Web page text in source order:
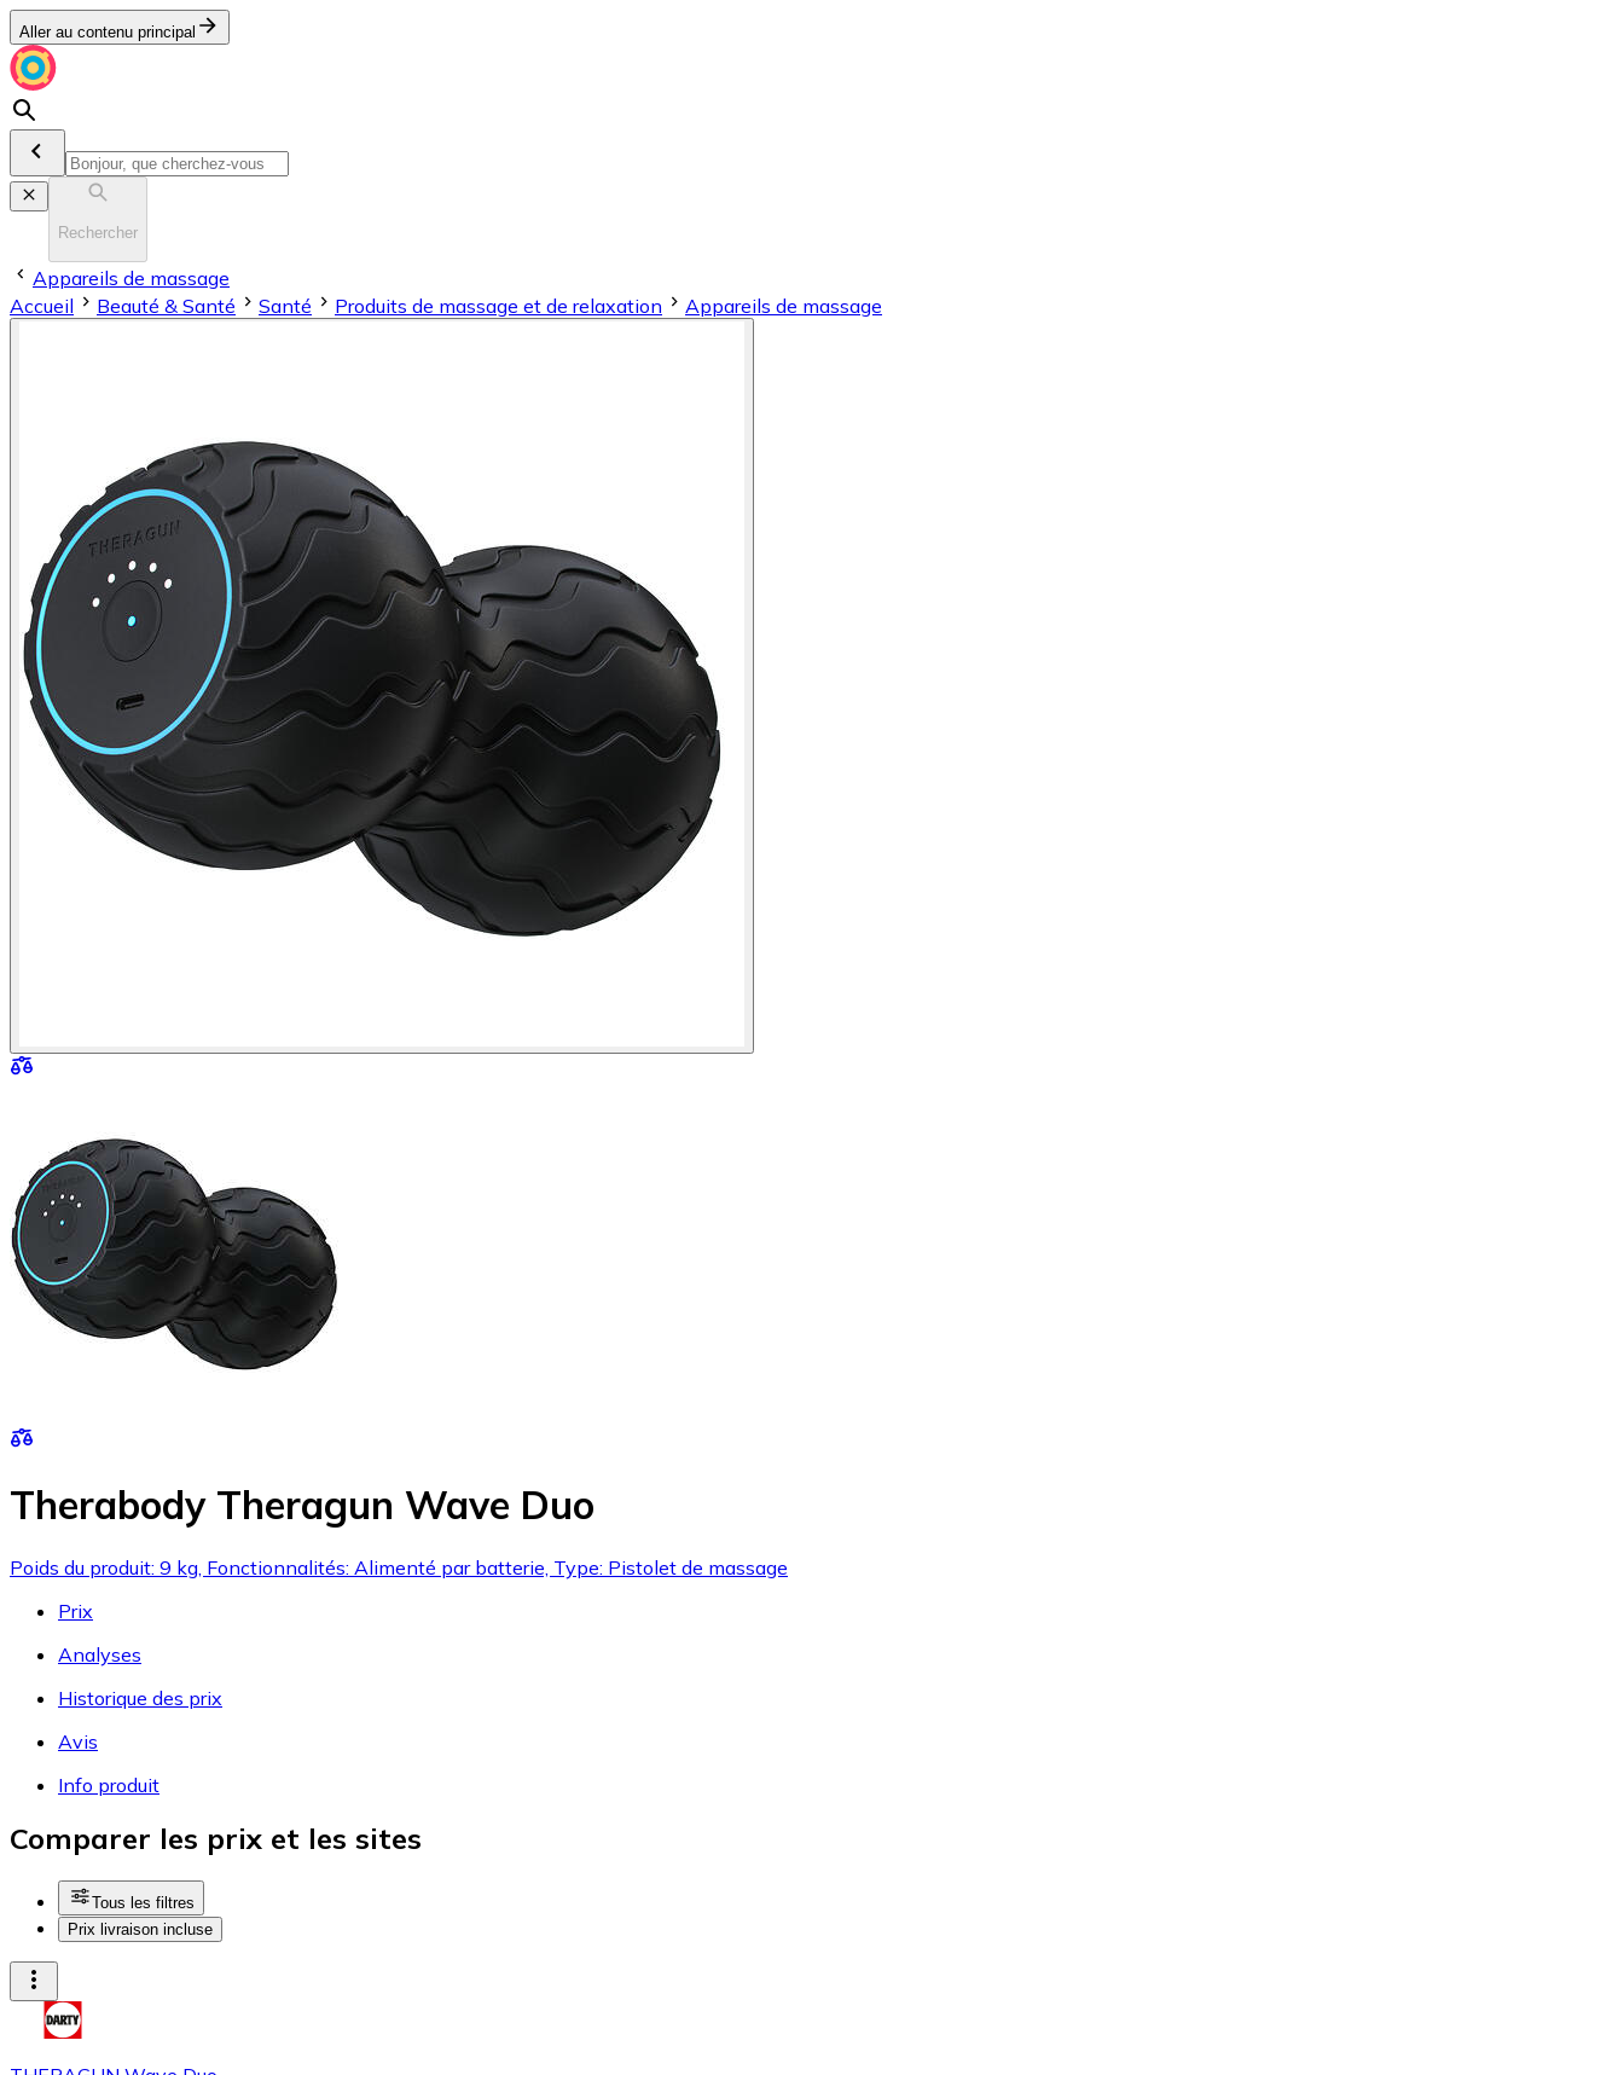
Aller au contenu principal
Rechercher
Appareils de massage
Accueil
Beauté & Santé Santé Produits de massage et de relaxation Appareils de massage
Therabody Theragun Wave Duo
Poids du produit: 9 kg, Fonctionnalités: Alimenté par batterie, Type: Pistolet de massage
Prix
Analyses
Historique des prix
Avis
Info produit
Comparer les prix et les sites
Tous les filtres
Prix livraison incluse